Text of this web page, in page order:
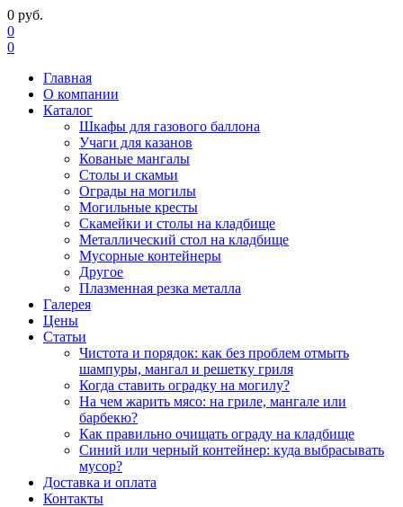
0 руб.
0
0
Главная
О компании
Каталог
Шкафы для газового баллона
Учаги для казанов
Кованые мангалы
Столы и скамьи
Ограды на могилы
Могильные кресты
Скамейки и столы на кладбище
Металлический стол на кладбище
Мусорные контейнеры
Другое
Плазменная резка металла
Галерея
Цены
Статьи
Чистота и порядок: как без проблем отмыть
шампуры, мангал и решетку гриля
Когда ставить оградку на могилу?
На чем жарить мясо: на гриле, мангале или
барбекю?
Как правильно очищать ограду на кладбище
Синий или черный контейнер: куда выбрасывать
мусор?
Доставка и оплата
Контакты